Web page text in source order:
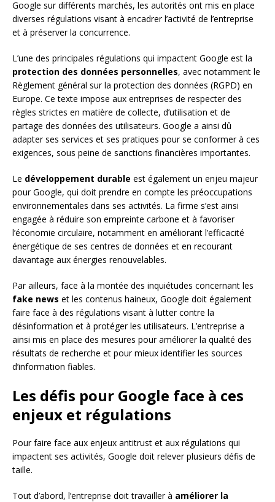
Google sur différents marchés, les autorités ont mis en place
diverses régulations visant à encadrer l’activité de l’entreprise
et à préserver la concurrence.
L’une des principales régulations qui impactent Google est la
protection des données personnelles, avec notamment le
Règlement général sur la protection des données (RGPD) en
Europe. Ce texte impose aux entreprises de respecter des
règles strictes en matière de collecte, d’utilisation et de
partage des données des utilisateurs. Google a ainsi dû
adapter ses services et ses pratiques pour se conformer à ces
exigences, sous peine de sanctions financières importantes.
Le développement durable est également un enjeu majeur
pour Google, qui doit prendre en compte les préoccupations
environnementales dans ses activités. La firme s’est ainsi
engagée à réduire son empreinte carbone et à favoriser
l’économie circulaire, notamment en améliorant l’efficacité
énergétique de ses centres de données et en recourant
davantage aux énergies renouvelables.
Par ailleurs, face à la montée des inquiétudes concernant les
fake news et les contenus haineux, Google doit également
faire face à des régulations visant à lutter contre la
désinformation et à protéger les utilisateurs. L’entreprise a
ainsi mis en place des mesures pour améliorer la qualité des
résultats de recherche et pour mieux identifier les sources
d’information fiables.
Les défis pour Google face à ces
enjeux et régulations
Pour faire face aux enjeux antitrust et aux régulations qui
impactent ses activités, Google doit relever plusieurs défis de
taille.
Tout d’abord, l’entreprise doit travailler à améliorer la